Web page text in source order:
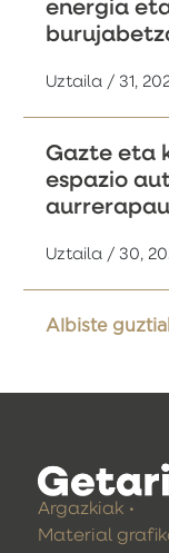
energia
Uztaila / 31,
Gazte eta
espazio
Uztaila / 30,
Albiste
Argazkiak
Material